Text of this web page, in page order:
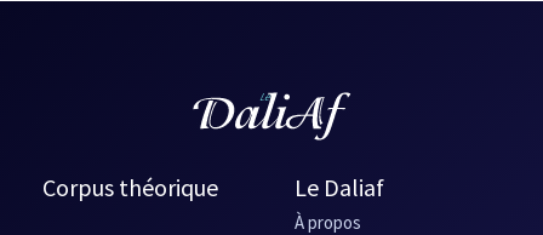
Corpus théorique Le Daliaf
À propos